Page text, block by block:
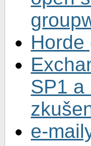
Horde
SP1 a
e-